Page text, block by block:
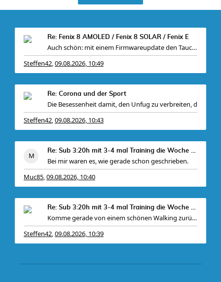
Re: Fenix 8 AMOLED / Fenix 8 SOLAR / Fenix E
Auch schön: mit einem Firmwareupdate den Tauchsens
Steffen42,09.08.2026, 10:49
Re: Corona und der Sport
Die Besessenheit damit, den Unfug zu verbreiten, d
Steffen42,09.08.2026, 10:43
Re: Sub 3:20h mit 3-4 mal Training die Woche machb
Bei mir waren es, wie gerade schon geschrieben.
Muc85,09.08.2026, 10:40
Re: Sub 3:20h mit 3-4 mal Training die Woche machb
Komme gerade von einem schönen Walking zurück. P
Steffen42,09.08.2026, 10:39